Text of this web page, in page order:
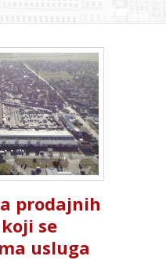
prodajnih
se
usluga